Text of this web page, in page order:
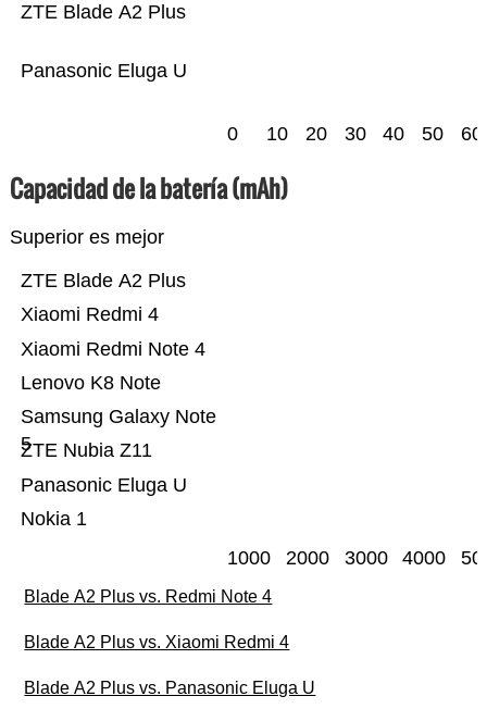
Panasonic Eluga U
ZTE Blade A2 Plus
0 10 20 30 40 50 60
Capacidad de la batería (mAh)
Superior es mejor
Nokia 1
Panasonic Eluga U
ZTE Nubia Z11
Samsung Galaxy Note
5
Lenovo K8 Note
Xiaomi Redmi Note 4
Xiaomi Redmi 4
ZTE Blade A2 Plus
1000 2000 3000 4000
Blade A2 Plus vs. Redmi Note 4
Blade A2 Plus vs. Xiaomi Redmi 4
Blade A2 Plus vs. Panasonic Eluga U